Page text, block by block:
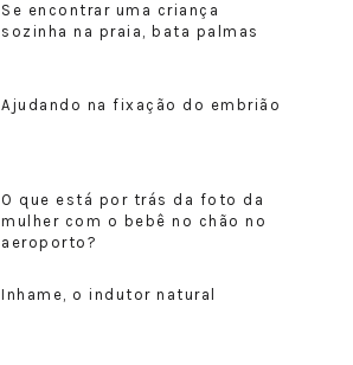
Se encontrar uma criança
sozinha na praia, bata palmas
Ajudando na fixação do embrião
O que está por trás da foto da
mulher com o bebê no chão no
aeroporto?
Inhame, o indutor natural